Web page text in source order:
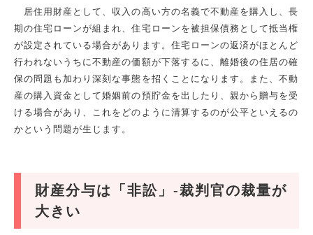
居住用財産として、収入の高い方の名義で不動産を購入し、長
期の住宅ローンが組まれ、住宅ローンを被担保債務として抵当権
が設定されている場合があります。住宅ローンの返済がほとんど
行われないうちに不動産の価額が下落するに、離婚後の住居の確
保の問題も加わり深刻な事態を招くことになります。また、不動
産の購入資金として婚姻前の預貯金を出したり、親から贈与を受
ける場合があり、これをどのように清算するのが公平といえるの
かという問題が生じます。
財産分与は「非訟」-裁判官の裁量が
大きい